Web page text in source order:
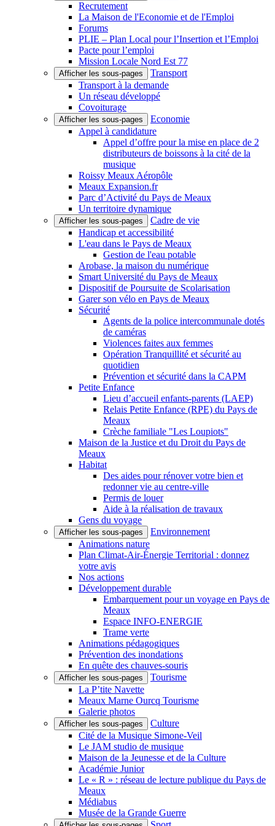
Recrutement
La Maison de l'Economie et de l'Emploi
Forums
PLIE – Plan Local pour l’Insertion et l’Emploi
Pacte pour l’emploi
Mission Locale Nord Est 77
Afficher les sous-pages
Transport
Transport à la demande
Un réseau développé
Covoiturage
Afficher les sous-pages
Economie
Appel à candidature
Appel d’offre pour la mise en place de 2
distributeurs de boissons à la cité de la
musique
Roissy Meaux Aéropôle
Meaux Expansion.fr
Parc d’Activité du Pays de Meaux
Un territoire dynamique
Afficher les sous-pages
Cadre de vie
Handicap et accessibilité
L'eau dans le Pays de Meaux
Gestion de l'eau potable
Arobase, la maison du numérique
Smart Université du Pays de Meaux
Dispositif de Poursuite de Scolarisation
Garer son vélo en Pays de Meaux
Sécurité
Agents de la police intercommunale dotés
de caméras
Violences faites aux femmes
Opération Tranquillité et sécurité au
quotidien
Prévention et sécurité dans la CAPM
Petite Enfance
Lieu d’accueil enfants-parents (LAEP)
Relais Petite Enfance (RPE) du Pays de
Meaux
Crèche familiale "Les Loupiots"
Maison de la Justice et du Droit du Pays de
Meaux
Habitat
Des aides pour rénover votre bien et
redonner vie au centre-ville
Permis de louer
Aide à la réalisation de travaux
Gens du voyage
Afficher les sous-pages
Environnement
Animations nature
Plan Climat-Air-Énergie Territorial : donnez
votre avis
Nos actions
Développement durable
Embarquement pour un voyage en Pays de
Meaux
Espace INFO-ENERGIE
Trame verte
Animations pédagogiques
Prévention des inondations
En quête des chauves-souris
Afficher les sous-pages
Tourisme
La P’tite Navette
Meaux Marne Ourcq Tourisme
Galerie photos
Afficher les sous-pages
Culture
Cité de la Musique Simone-Veil
Le JAM studio de musique
Maison de la Jeunesse et de la Culture
Académie Junior
Le « R » : réseau de lecture publique du Pays de
Meaux
Médiabus
Musée de la Grande Guerre